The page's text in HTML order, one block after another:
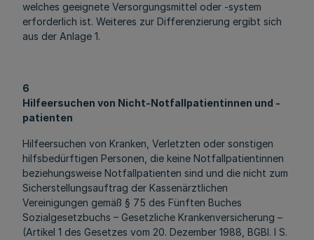
welches geeignete Versorgungsmittel oder -system
erforderlich ist. Weiteres zur Differenzierung ergibt sich
aus der Anlage 1.
6
Hilfeersuchen von Nicht-Notfallpatientinnen und -
patienten
Hilfeersuchen von Kranken, Verletzten oder sonstigen
hilfsbedürftigen Personen, die keine Notfallpatientinnen
beziehungsweise Notfallpatienten sind und die nicht zum
Sicherstellungsauftrag der Kassenärztlichen
Vereinigungen gemäß § 75 des Fünften Buches
Sozialgesetzbuchs – Gesetzliche Krankenversicherung –
(Artikel 1 des Gesetzes vom 20. Dezember 1988, BGBl. I S.